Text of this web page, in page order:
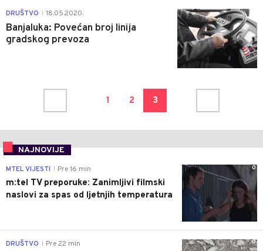
DRUŠTVO 18.05.2020.
Banjaluka: Povećan broj linija
gradskog prevoza
1 2 3
NAJNOVIJE
0
MTEL VIJESTI Pre 16 min
m:tel TV preporuke: Zanimljivi filmski
naslovi za spas od ljetnjih temperatura
0
DRUŠTVO Pre 22 min